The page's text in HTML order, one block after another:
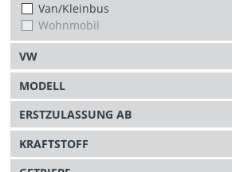
Van/Kleinbus
Wohnmobil